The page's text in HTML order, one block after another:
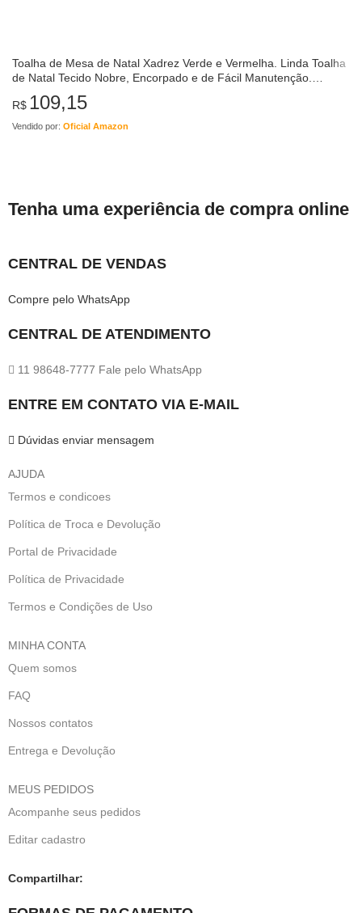
Toalha de Mesa de Natal Xadrez Verde e Vermelha. Linda Toalha
de Natal Tecido Nobre, Encorpado e de Fácil Manutenção.
(Redonda 4 lugares (1,40m…
R$ 109,15
Vendido por: Oficial Amazon
Tenha uma experiência de compra online
CENTRAL DE VENDAS
Compre pelo WhatsApp
CENTRAL DE ATENDIMENTO
11 98648-7777 Fale pelo WhatsApp
ENTRE EM CONTATO VIA E-MAIL
Dúvidas enviar mensagem
AJUDA
Termos e condicoes
Política de Troca e Devolução
Portal de Privacidade
Política de Privacidade
Termos e Condições de Uso
MINHA CONTA
Quem somos
FAQ
Nossos contatos
Entrega e Devolução
MEUS PEDIDOS
Acompanhe seus pedidos
Editar cadastro
Compartilhar: